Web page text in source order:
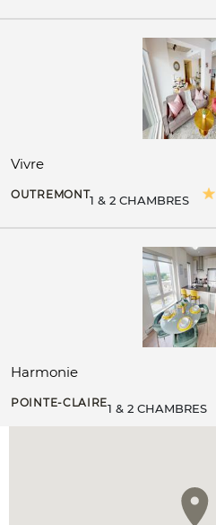
Vivre
OUTREMONT1 & 2 CHAMBRES
Harmonie
POINTE-CLAIRE1 & 2 CHAMBRES